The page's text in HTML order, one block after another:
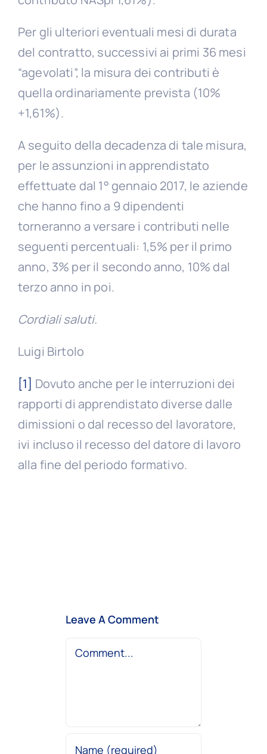
Per gli ulteriori eventuali mesi di durata
del contratto, successivi ai primi 36 mesi
“agevolati”, la misura dei contributi è
quella ordinariamente prevista (10%
+1,61%).
A seguito della decadenza di tale misura,
per le assunzioni in apprendistato
effettuate dal 1° gennaio 2017, le aziende
che hanno fino a 9 dipendenti
torneranno a versare i contributi nelle
seguenti percentuali: 1,5% per il primo
anno, 3% per il secondo anno, 10% dal
terzo anno in poi.
Cordiali saluti.
Luigi Birtolo
[1] Dovuto anche per le interruzioni dei
rapporti di apprendistato diverse dalle
dimissioni o dal recesso del lavoratore,
ivi incluso il recesso del datore di lavoro
alla fine del periodo formativo.
Leave A Comment
Comment